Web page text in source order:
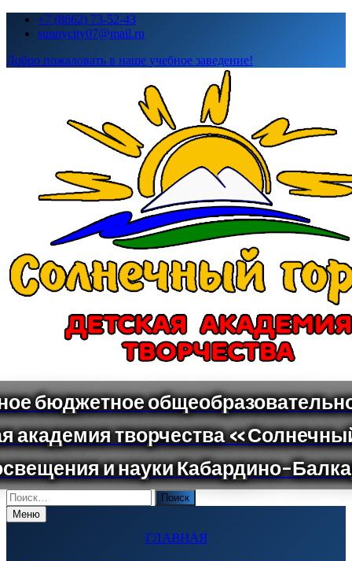
Перейти+7 (8662) 73-52-43
sunnycity07@mail.ru
Добро пожаловать в наше учебное заведение!
Поиск
по:Меню
ГЛАВНАЯ